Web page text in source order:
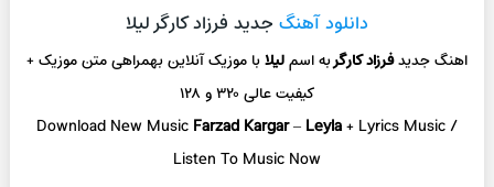
دانلود آهنگ جدید فرزاد کارگر لیلا
اهنگ جدیدفرزاد کارگربه اسملیلابا موزیک آنلاینبهمراهی متن موزیک +
کیفیت عالی ۳۲۰ و ۱۲۸
Download New Music Farzad Kargar– Leyla+ Lyrics Music /
Listen To Music Now